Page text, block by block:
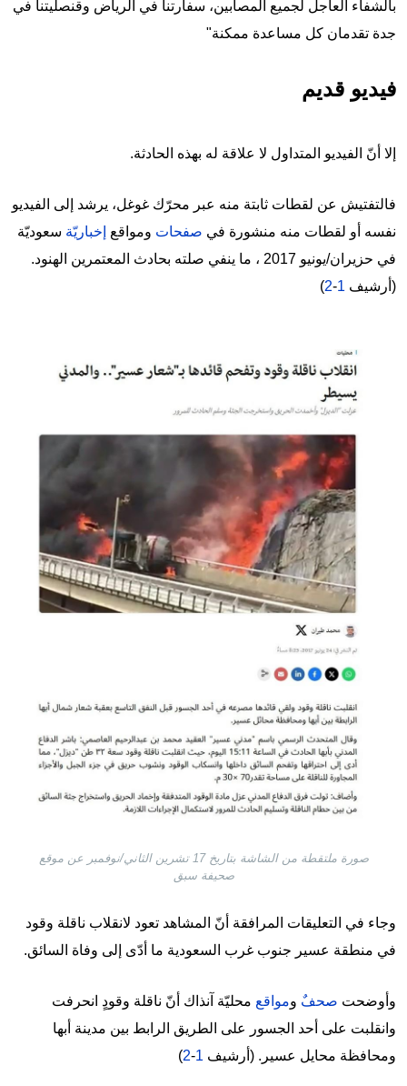
بالشفاء العاجل لجميع المصابين، سفارتنا في الرياض وقنصليتنا في
جدة تقدمان كل مساعدة ممكنة"
فيديو قديم
إلا أنّ الفيديو المتداول لا علاقة له بهذه الحادثة.
فالتفتيش عن لقطات ثابتة منه عبر محرّك غوغل، يرشد إلى الفيديو
نفسه أو لقطات منه منشورة في صفحات ومواقع إخباريّة سعوديّة
في حزيران/يونيو 2017 ، ما ينفي صلته بحادث المعتمرين الهنود.
(أرشيف 1
-
2
)
Image
صورة ملتقطة من الشاشة بتاريخ 17 تشرين الثاني/نوفمبر عن موقع
صحيفة سبق
وجاء في التعليقات المرافقة أنّ المشاهد تعود لانقلاب ناقلة وقود
في منطقة عسير جنوب غرب السعودية ما أدّى إلى وفاة السائق.
وأوضحت صحفٌ ومواقع محليّة آنذاك أنّ ناقلة وقودٍ انحرفت
وانقلبت على أحد الجسور على الطريق الرابط بين مدينة أبها
ومحافظة محايل عسير. (أرشيف 1
-
2
)